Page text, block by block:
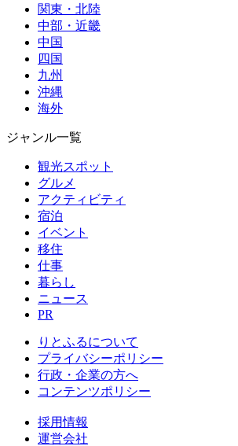
関東・北陸
中部・近畿
中国
四国
九州
沖縄
海外
ジャンル一覧
観光スポット
グルメ
アクティビティ
宿泊
イベント
移住
仕事
暮らし
ニュース
PR
りとふるについて
プライバシーポリシー
行政・企業の方へ
コンテンツポリシー
採用情報
運営会社